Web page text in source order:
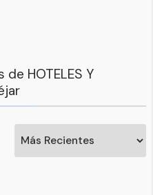
HOTELES Y